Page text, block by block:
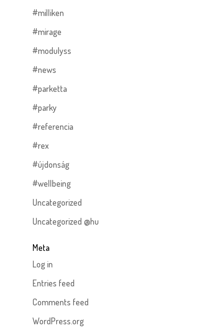
#milliken
#mirage
#modulyss
#news
#parketta
#parky
#referencia
#rex
#újdonság
#wellbeing
Uncategorized
Uncategorized @hu
Meta
Log in
Entries feed
Comments feed
WordPress.org